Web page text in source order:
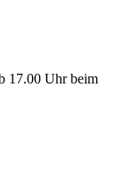
17.00 Uhr beim